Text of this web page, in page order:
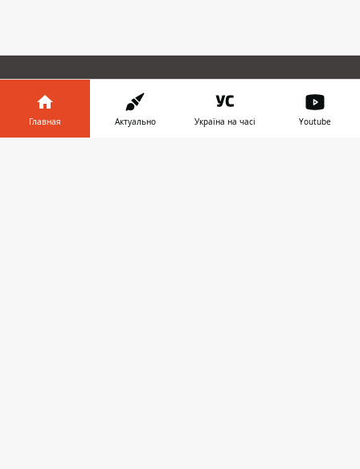
ПРЕДЛОЖИТЬ НОВОСТЬ
Главная Актуально Україна на часі Youtube